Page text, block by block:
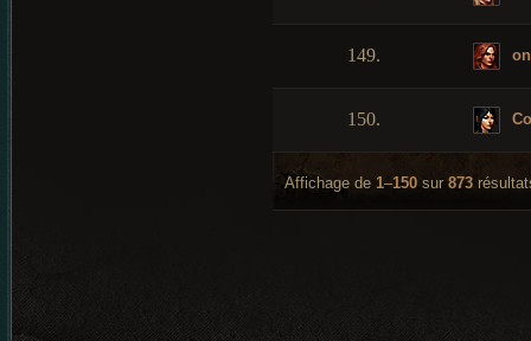
149.
150.
Affichage de 1–150 sur 873